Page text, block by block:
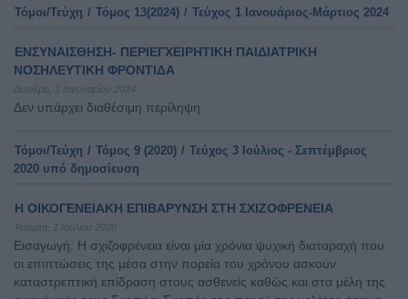
Τόμοι/Τεύχη / Τόμος 13(2024) / Τεύχος 1 Ιανουάριος-Μάρτιος 2024
ΕΝΣΥΝΑΙΣΘΗΣΗ- ΠΕΡΙΕΓΧΕΙΡΗΤΙΚΗ ΠΑΙΔΙΑΤΡΙΚΗ
ΝΟΣΗΛΕΥΤΙΚΗ ΦΡΟΝΤΙΔΑ
Δευτέρα, 1 Ιανουαρίου 2024
Δεν υπάρχει διαθέσιμη περίληψη
Τόμοι/Τεύχη / Τόμος 9 (2020) / Τεύχος 3 Ιούλιος - Σεπτέμβριος
2020 υπό δημοσίευση
Η ΟΙΚΟΓΕΝΕΙΑΚΗ ΕΠΙΒΑΡΥΝΣΗ ΣΤΗ ΣΧΙΖΟΦΡΕΝΕΙΑ
Τετάρτη, 1 Ιουλίου 2020
Εισαγωγή: Η σχιζοφρένεια είναι μία χρόνια ψυχική διαταραχή που
οι επιπτώσεις της μέσα στην πορεία του χρόνου ασκούν
καταστρεπτική επίδραση στους ασθενείς καθώς και στα μέλη της